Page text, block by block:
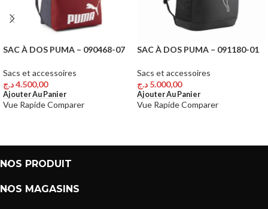
SAC À DOS PUMA – 090468-07
Sacs et accessoires
4.500,00د.ج
Ajouter Au Panier
Vue RapideComparer
SAC À DOS PUMA – 091180-01
Sacs et accessoires
5.000,00 د.ج
Ajouter Au Panier
Vue RapideComparer
NOS PRODUIT
NOS MAGASINS